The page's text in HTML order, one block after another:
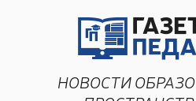
НОВОСТИ